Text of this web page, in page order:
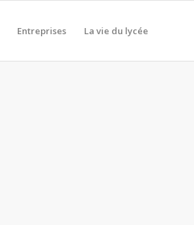
Entreprises La vie du lycée